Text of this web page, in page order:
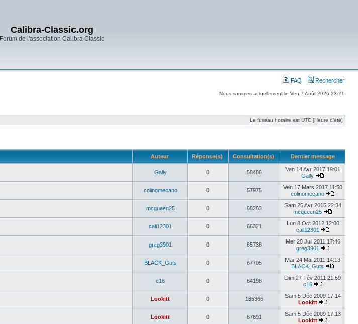
Calibra-Classic.org
Forum de l'association Calibra Classic
FAQ Rechercher
Nous sommes actuellement le Ven 7 Août 2026 23:21
Le fuseau horaire est UTC [Heure d’été]
Auteur Réponse(s) Consultation(s) Dernier message
Gally 0 58486
Ven 14 Avr 2017 19:01
Gally
colinomecano 0 57975
Ven 17 Mars 2017 11:50
colinomecano
mcqueen25 0 68263
Sam 25 Avr 2015 22:34
mcqueen25
cali12301 0 66321
Lun 8 Oct 2012 12:00
cali12301
greg3901 0 65738
Mer 20 Juil 2011 17:46
greg3901
BLACK_Guts 0 67705
Mar 24 Mai 2011 14:13
BLACK_Guts
c16 0 64198
Dim 27 Fév 2011 21:59
c16
Lookitt 0 165366
Sam 5 Déc 2009 17:14
Lookitt
Lookitt 0 87691
Sam 5 Déc 2009 17:13
Lookitt